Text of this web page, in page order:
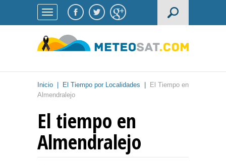
Inicio El Tiempo por Localidades
El Tiempo en
Almendralejo
El tiempo en
Almendralejo